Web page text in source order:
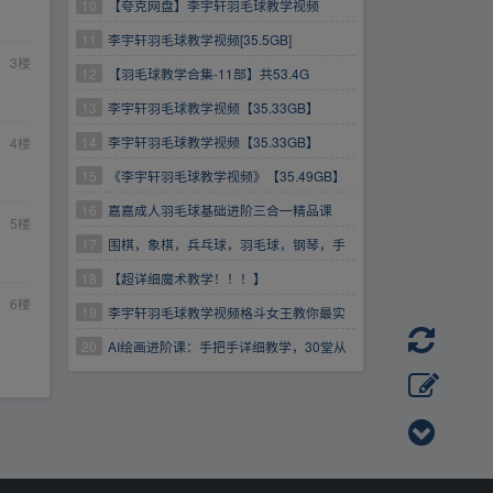
3楼
4楼
5楼
6楼
10
【夸克网盘】李宇轩羽毛球教学视频
11
李宇轩羽毛球教学视频[35.5GB]
12
【羽毛球教学合集-11部】共53.4G
13
李宇轩羽毛球教学视频【35.33GB】
14
李宇轩羽毛球教学视频【35.33GB】
15
《李宇轩羽毛球教学视频》【35.49GB】
16
嘉嘉成人羽毛球基础进阶三合一精品课
【5.87G】
17
围棋，象棋，兵乓球，羽毛球，钢琴，手
机排摄视频教学
18
【超详细魔术教学！！！】
19
李宇轩羽毛球教学视频格斗女王教你最实
用女子防身术心理创伤8讲
20
AI绘画进阶课：手把手详细教学，30堂从